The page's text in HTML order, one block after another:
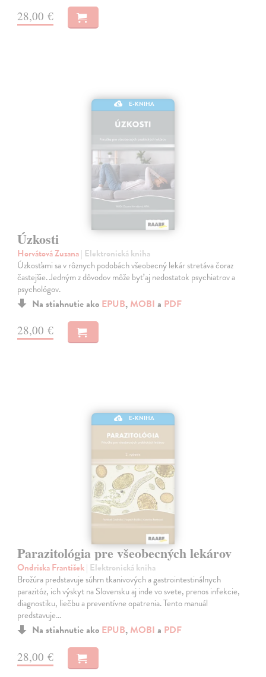
28,00 €
E-KNIHA
Úzkosti
Horvátová Zuzana| Elektronická kniha
Úzkosťami sa v rôznych podobách všeobecný lekár stretáva čoraz
častejšie. Jedným z dôvodov môže byť aj nedostatok psychiatrov a
psychológov.
Na stiahnutie ako EPUB, MOBI a PDF
28,00 €
E-KNIHA
Parazitológia pre všeobecných lekárov
Ondriska František| Elektronická kniha
Brožúra predstavuje súhrn tkanivových a gastrointestinálnych
parazitóz, ich výskyt na Slovensku aj inde vo svete, prenos infekcie,
diagnostiku, liečbu a preventívne opatrenia. Tento manuál
predstavuje…
Na stiahnutie ako EPUB, MOBI a PDF
28,00 €